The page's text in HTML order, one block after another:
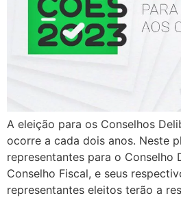
A eleição para os Conselhos
ocorre a cada dois anos. Neste
representantes para o Conselho
Conselho Fiscal, e seus
representantes eleitos terão a